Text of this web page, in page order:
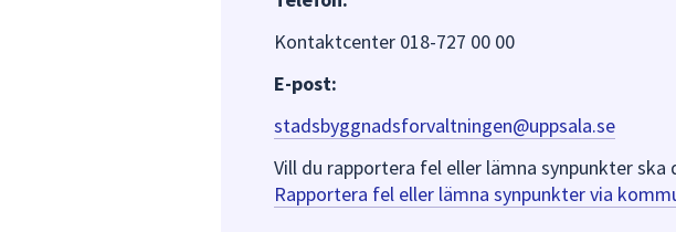
Kontaktcenter 018-727 00 00
E-post:
stadsbyggnadsforvaltningen@uppsala.se
Vill du rapportera fel eller lämna synpunkter
Rapportera fel eller lämna synpunkter via